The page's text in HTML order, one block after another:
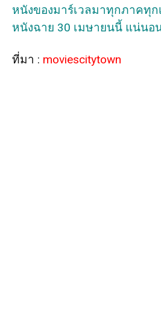
หนังของมาร์เวลมาทุกภาคทุก
หนังฉาย 30 เมษายนนี้ แน่นอ
ที่มา : moviescitytown